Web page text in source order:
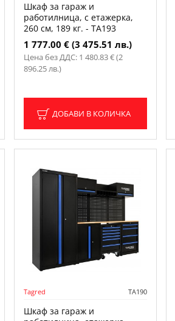
Шкаф за гараж и
работилница, с етажерка,
260 см, 189 кг. - TA193
1 777.00 € (3 475.51 лв.)
Цена без ДДС: 1 480.83 € (2
896.25 лв.)
ДОБАВИ В КОЛИЧКА
Tagred TA190
Шкаф за гараж и